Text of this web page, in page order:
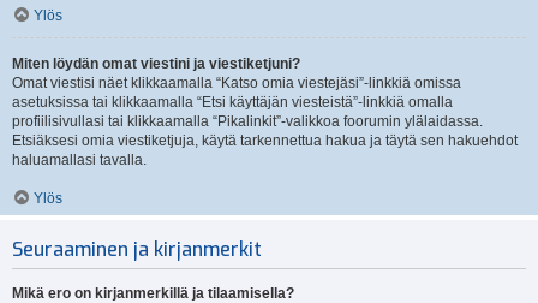
Ylös
Miten löydän omat viestini ja viestiketjuni?
Omat viestisi näet klikkaamalla “Katso omia viestejäsi”-linkkiä omissa
asetuksissa tai klikkaamalla “Etsi käyttäjän viesteistä”-linkkiä omalla
profiilisivullasi tai klikkaamalla “Pikalinkit”-valikkoa foorumin ylälaidassa.
Etsiäksesi omia viestiketjuja, käytä tarkennettua hakua ja täytä sen hakuehdot
haluamallasi tavalla.
Ylös
Seuraaminen ja kirjanmerkit
Mikä ero on kirjanmerkillä ja tilaamisella?